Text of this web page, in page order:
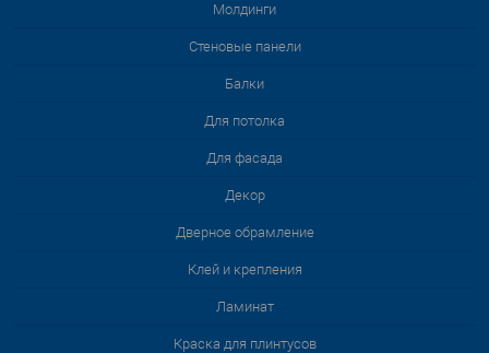
Молдинги
Стеновые панели
Балки
Для потолка
Для фасада
Декор
Дверное обрамление
Клей и крепления
Ламинат
Краска для плинтусов